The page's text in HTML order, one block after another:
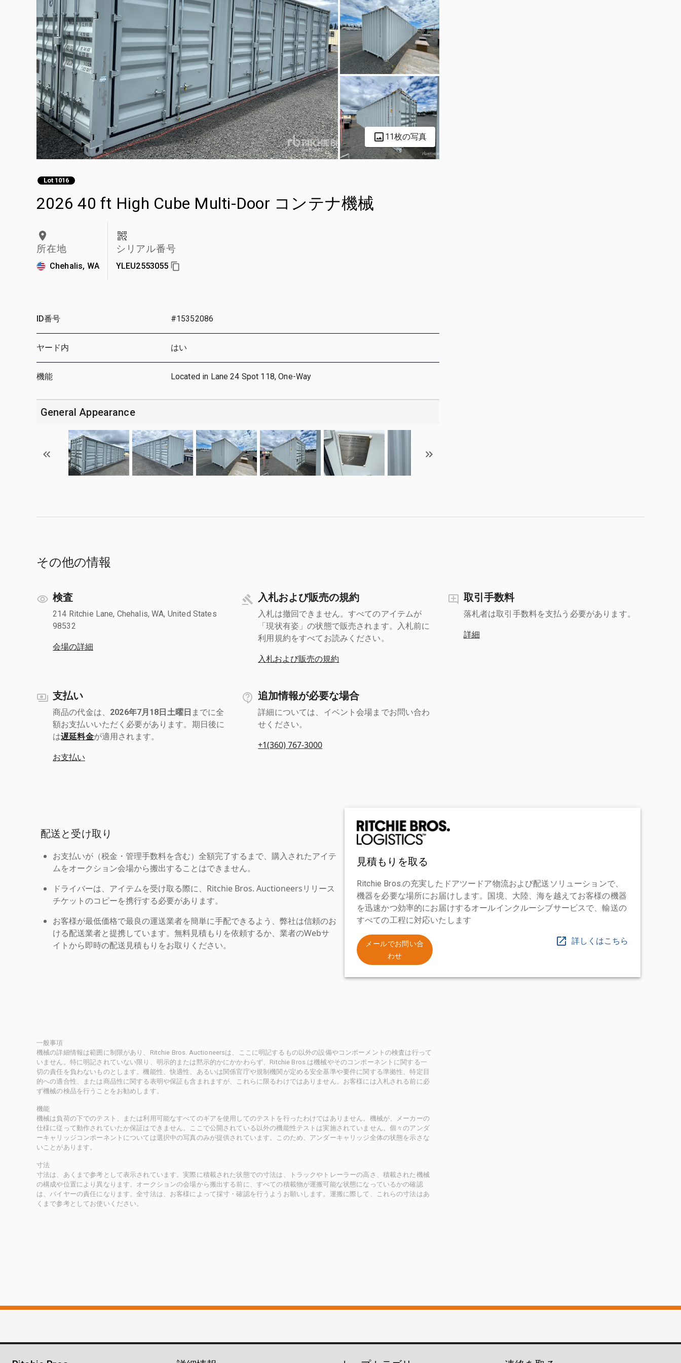
11枚の写真
Lot 1016
2026 40 ft High Cube Multi-Door コンテナ機械
所在地
Chehalis, WA
シリアル番号
YLEU2553055
ID番号 #15352086
ヤード内 はい
機能 Located in Lane 24 Spot 118, One-Way
General Appearance
その他の情報
検査
214 Ritchie Lane, Chehalis, WA, United States
98532
会場の詳細
入札および販売の規約
入札は撤回できません。すべてのアイテムが
「現状有姿」の状態で販売されます。入札前に
利用規約をすべてお読みください。
入札および販売の規約
取引手数料
落札者は取引手数料を支払う必要があります。
詳細
支払い
商品の代金は、 2026年7月18日土曜日 までに全
額お支払いいただく必要があります。期日後に
は遅延料金が適用されます。
お支払い
追加情報が必要な場合
詳細については、イベント会場までお問い合わ
せください。
+1(360) 767-3000
配送と受け取り
お支払いが（税金・管理手数料を含む）全額完了するまで、購入されたアイテ
ムをオークション会場から搬出することはできません。
ドライバーは、アイテムを受け取る際に、Ritchie Bros. Auctioneersリリース
チケットのコピーを携行する必要があります。
お客様が最低価格で最良の運送業者を簡単に手配できるよう、弊社は信頼のお
ける配送業者と提携しています。無料見積もりを依頼するか、業者のWebサ
イトから即時の配送見積もりをお取りください。
見積もりを取る
Ritchie Bros.の充実したドアツードア物流および配送ソリューションで、
機器を必要な場所にお届けします。国境、大陸、海を越えてお客様の機器
を迅速かつ効率的にお届けするオールインクルーシブサービスで、輸送の
すべての工程に対応いたします
メールでお問い合
わせ
詳しくはこちら
一般事項
機械の詳細情報は範囲に制限があり、Ritchie Bros. Auctioneersは、ここに明記するもの以外の設備やコンポーメントの検査は行って
いません。特に明記されていない限り、明示的または黙示的かにかかわらず、Ritchie Bros.は機械やそのコンポーネントに関する一
切の責任を負わないものとします。機能性、快適性、あるいは関係官庁や規制機関が定める安全基準や要件に関する準拠性、特定目
的への適合性、または商品性に関する表明や保証も含まれますが、これらに限るわけではありません。お客様には入札される前に必
ず機械の検品を行うことをお勧めします。
機能
機械は負荷の下でのテスト、または利用可能なすべてのギアを使用してのテストを行ったわけではありません。機械が、メーカーの
仕様に従って動作されていたか保証はできません。ここで公開されている以外の機能性テストは実施されていません。個々のアンダ
ーキャリッジコンポーネントについては選択中の写真のみが提供されています。このため、アンダーキャリッジ全体の状態を示さな
いことがあります。
寸法
寸法は、あくまで参考として表示されています。実際に積載された状態での寸法は、トラックやトレーラーの高さ、積載された機械
の構成や位置により異なります。オークションの会場から搬出する前に、すべての積載物が運搬可能な状態になっているかの確認
は、バイヤーの責任になります。全寸法は、お客様によって採寸・確認を行うようお願いします。運搬に際して、これらの寸法はあ
くまで参考としてお使いください。